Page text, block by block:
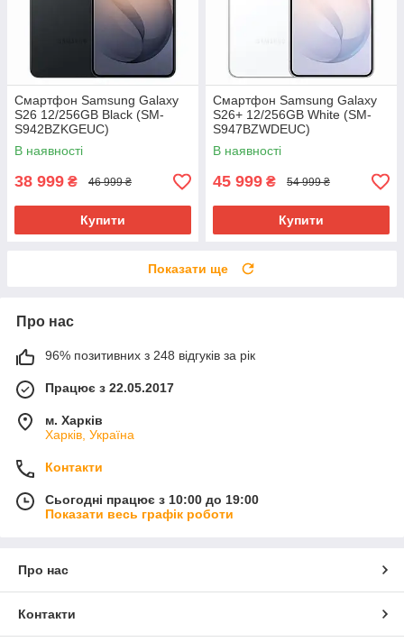
Смартфон Samsung Galaxy
S26 12/256GB Black (SM-
S942BZKGEUC)
В наявності
38 999 ₴ 46 999 ₴
Купити
Смартфон Samsung Galaxy
S26+ 12/256GB White (SM-
S947BZWDEUC)
В наявності
45 999 ₴ 54 999 ₴
Купити
Показати ще
Про нас
96% позитивних з 248 відгуків за рік
Працює з 22.05.2017
м. Харків
Харків, Україна
Контакти
Сьогодні працює з 10:00 до 19:00
Показати весь графік роботи
Про нас
Контакти